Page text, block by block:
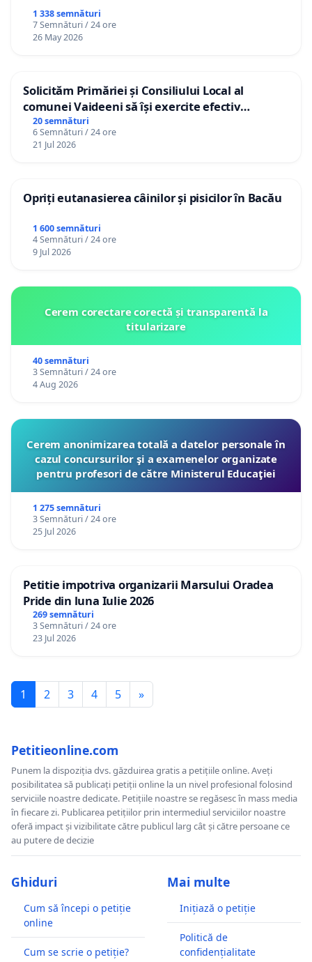
1 338 semnături
7 Semnături / 24 ore
26 May 2026
Solicităm Primăriei și Consiliului Local al
comunei Vaideeni să își exercite efectiv
atribuțiile legale și să reprezinte interesele
cetățenilor în raport cu APAVIL S.A, operatorul
serviciului de apă!
20 semnături
6 Semnături / 24 ore
21 Jul 2026
Opriți eutanasierea câinilor și pisicilor în Bacău
1 600 semnături
4 Semnături / 24 ore
9 Jul 2026
Cerem corectare corectă și transparentă la
titularizare
40 semnături
3 Semnături / 24 ore
4 Aug 2026
Cerem anonimizarea totală a datelor personale în
cazul concursurilor şi a examenelor organizate
pentru profesori de către Ministerul Educaţiei
1 275 semnături
3 Semnături / 24 ore
25 Jul 2026
Petitie impotriva organizarii Marsului Oradea
Pride din luna Iulie 2026
269 semnături
3 Semnături / 24 ore
23 Jul 2026
1 2 3 4 5 »
Petitieonline.com
Punem la dispoziția dvs. găzduirea gratis a petițiile online. Aveți
posibilitatea să publicați petiții online la un nivel profesional folosind
serviciile noastre dedicate. Petițiile noastre se regăsesc în mass media
în fiecare zi. Publicarea petițiilor prin intermediul serviciilor noastre
oferă impact și vizibilitate către publicul larg cât și către persoane ce
au putere de decizie
Ghiduri
Cum să începi o petiție
online
Cum se scrie o petiție?
Mai multe
Inițiază o petiție
Politică de
confidențialitate